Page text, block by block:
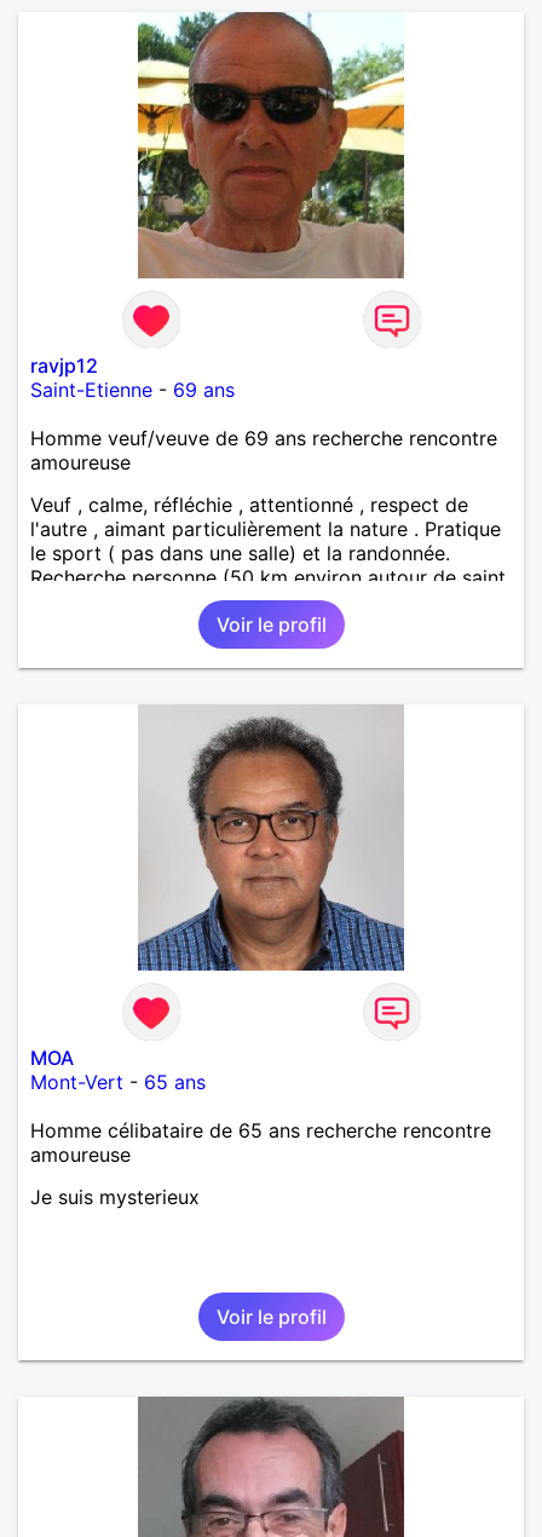
ravjp12
Saint-Etienne - 69 ans
Homme veuf/veuve de 69 ans recherche rencontre
amoureuse
Veuf , calme, réfléchie , attentionné , respect de
l'autre , aimant particulièrement la nature . Pratique
le sport ( pas dans une salle) et la randonnée.
Recherche personne (50 km environ autour de saint
étienne) pour finir le reste de ma vie , sereinement ,
en parfaite harmonie et confiance.
Voir le profil
MOA
Mont-Vert - 65 ans
Homme célibataire de 65 ans recherche rencontre
amoureuse
Je suis mysterieux
Voir le profil